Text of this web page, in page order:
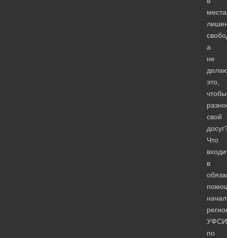
а
не
это,
чтобы
свой
Что
в
по